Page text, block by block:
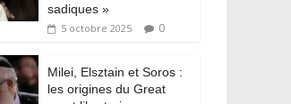
sadiques »
5 octobre 2025 0
Milei, Elsztain et Soros :
les origines du Great